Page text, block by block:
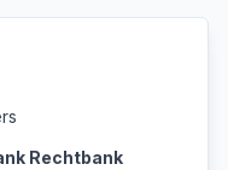
Rechtbank